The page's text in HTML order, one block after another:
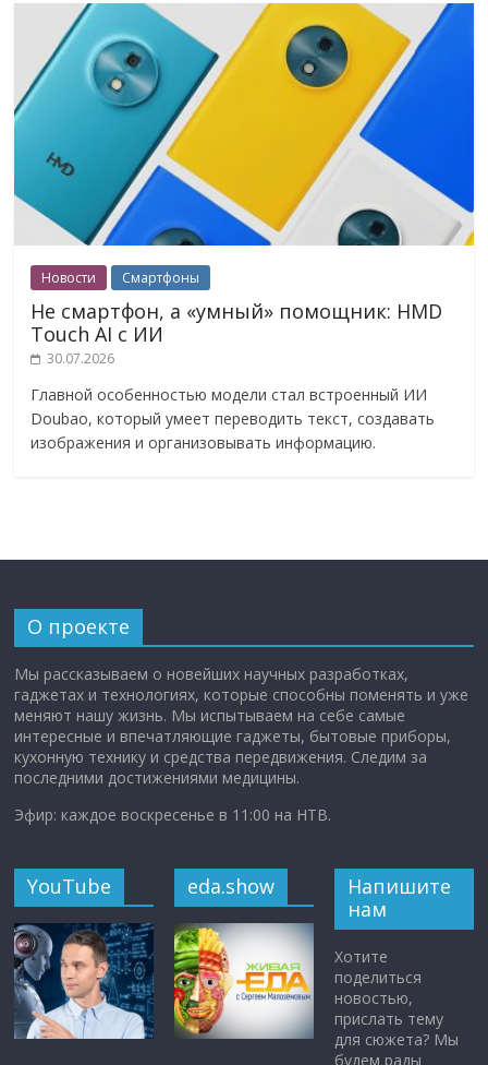
Новости Смартфоны
Не смартфон, а «умный» помощник: HMD
Touch AI с ИИ
30.07.2026
Главной особенностью модели стал встроенный ИИ
Doubao, который умеет переводить текст, создавать
изображения и организовывать информацию.
О проекте
Мы рассказываем о новейших научных разработках,
гаджетах и технологиях, которые способны поменять и уже
меняют нашу жизнь. Мы испытываем на себе самые
интересные и впечатляющие гаджеты, бытовые приборы,
кухонную технику и средства передвижения. Следим за
последними достижениями медицины.
Эфир: каждое воскресенье в 11:00 на НТВ.
YouTube eda.show
Напишите
нам
Хотите
поделиться
новостью,
прислать тему
для сюжета? Мы
будем рады